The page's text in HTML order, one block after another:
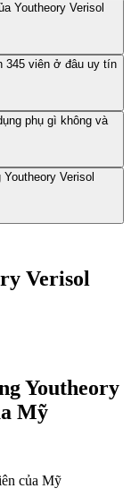
Youtheory Verisol
345 viên ở đâu uy tín
phụ gì không và
Verisol
Verisol
Youtheory
Mỹ
của Mỹ